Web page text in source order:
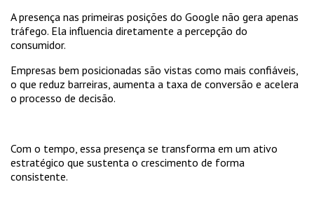
A presença nas primeiras posições do Google não gera apenas
tráfego. Ela influencia diretamente a percepção do
consumidor.
Empresas bem posicionadas são vistas como mais confiáveis,
o que reduz barreiras, aumenta a taxa de conversão e acelera
o processo de decisão.
Com o tempo, essa presença se transforma em um ativo
estratégico que sustenta o crescimento de forma
consistente.